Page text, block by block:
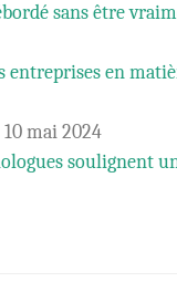
sans être
entreprises en
10 mai 2024
soulignent